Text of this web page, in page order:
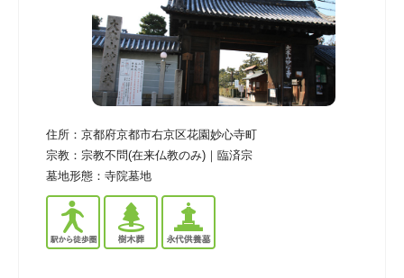
住所： 京都府京都市右京区花園妙心寺町
宗教： 宗教不問(在来仏教のみ)｜臨済宗
墓地形態： 寺院墓地